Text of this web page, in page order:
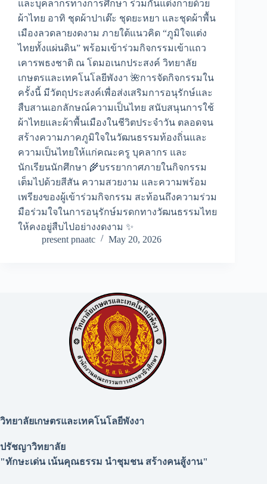
และบุคลากรทางการศึกษา ร่วมกันแต่งกายด้วย
ผ้าไทย อาทิ ชุดผ้าปาเต๊ะ ชุดยะหยา และชุดผ้าพื้น
เมืองลวดลายงดงาม ภายใต้แนวคิด “ภูมิใจแต่ง
ไทยทั้งแผ่นดิน” พร้อมเข้าร่วมกิจกรรมเข้าแถว
เคารพธงชาติ ณ โดมอเนกประสงค์ วิทยาลัย
เกษตรและเทคโนโลยีพังงา 🌺การจัดกิจกรรมใน
ครั้งนี้ มีวัตถุประสงค์เพื่อส่งเสริมการอนุรักษ์และ
สืบสานเอกลักษณ์ความเป็นไทย สนับสนุนการใช้
ผ้าไทยและผ้าพื้นเมืองในชีวิตประจำวัน ตลอดจน
สร้างความภาคภูมิใจในวัฒนธรรมท้องถิ่นและ
ความเป็นไทยให้แก่คณะครู บุคลากร และ
นักเรียนนักศึกษา 🌾บรรยากาศภายในกิจกรรม
เต็มไปด้วยสีสัน ความสวยงาม และความพร้อม
เพรียงของผู้เข้าร่วมกิจกรรม สะท้อนถึงความร่วม
มือร่วมใจในการอนุรักษ์มรดกทางวัฒนธรรมไทย
ให้คงอยู่สืบไปอย่างงดงาม ✨
present pnaatc
May 20, 2026
วิทยาลัยเกษตรและเทคโนโลยีพังงา
ปรัชญาวิทยาลัย
"ทักษะเด่น เน้นคุณธรรม นำชุมชน สร้างคนสู้งาน"